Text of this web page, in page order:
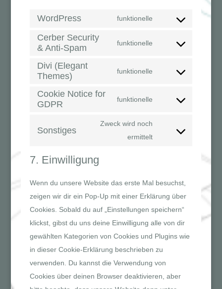
WordPress funktionelle
Consent
Cerber Security
& Anti-Spam
funktionelle
Consent
service
security-
Divi (Elegant
Themes)
funktionelle
Consent
service
(elegant-
Cookie Notice for
GDPR
funktionelle
Consent
service
gdpr
Sonstiges
Zweck wird noch
ermittelt
Consent
7. Einwilligung
Wenn du unsere Website das erste Mal besuchst,
zeigen wir dir ein Pop-Up mit einer Erklärung über
Cookies. Sobald du auf „Einstellungen speichern“
klickst, gibst du uns deine Einwilligung alle von dir
gewählten Kategorien von Cookies und Plugins wie
in dieser Cookie-Erklärung beschrieben zu
verwenden. Du kannst die Verwendung von
Cookies über deinen Browser deaktivieren, aber